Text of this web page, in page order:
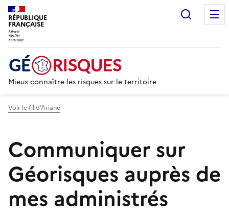
RÉPUBLIQUE
FRANÇAISE
Mieux connaître les risques sur le territoire
Voir le fil d’Ariane
Communiquer sur
Géorisques auprès de
mes administrés